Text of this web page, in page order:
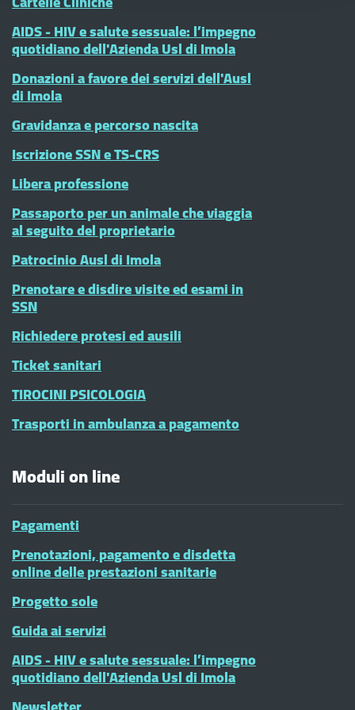
AIDS - HIV e salute sessuale: l’impegno
quotidiano dell'Azienda Usl di Imola
Donazioni a favore dei servizi dell'Ausl
di Imola
Gravidanza e percorso nascita
Iscrizione SSN e TS-CRS
Libera professione
Passaporto per un animale che viaggia
al seguito del proprietario
Patrocinio Ausl di Imola
Prenotare e disdire visite ed esami in
SSN
Richiedere protesi ed ausili
Ticket sanitari
TIROCINI PSICOLOGIA
Trasporti in ambulanza a pagamento
Moduli on line
Pagamenti
Prenotazioni, pagamento e disdetta
online delle prestazioni sanitarie
Progetto sole
Guida ai servizi
AIDS - HIV e salute sessuale: l’impegno
quotidiano dell'Azienda Usl di Imola